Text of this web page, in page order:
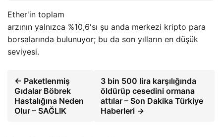
Ether'in toplam
arzının yalnızca %10,6'sı şu anda merkezi kripto para
borsalarında bulunuyor; bu da son yılların en düşük
seviyesi.
← Paketlenmiş
Gıdalar Böbrek
Hastalığına Neden
Olur – SAĞLIK
3 bin 500 lira karşılığında
öldürüp cesedini ormana
attılar – Son Dakika Türkiye
Haberleri →